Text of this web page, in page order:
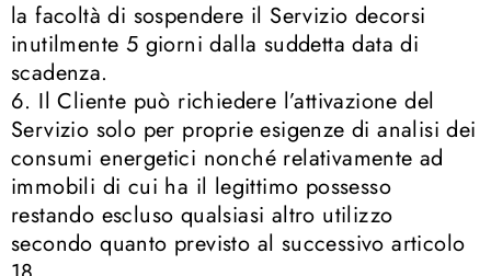
la facoltà di sospendere il Servizio decorsi
inutilmente 5 giorni dalla suddetta data di
scadenza.
6. Il Cliente può richiedere l’attivazione del
Servizio solo per proprie esigenze di analisi dei
consumi energetici nonché relativamente ad
immobili di cui ha il legittimo possesso
restando escluso qualsiasi altro utilizzo
secondo quanto previsto al successivo articolo